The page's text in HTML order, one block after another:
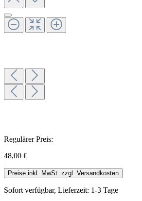
Regulärer Preis:
48,00 €
Preise inkl. MwSt. zzgl. Versandkosten
Sofort verfügbar, Lieferzeit: 1-3 Tage